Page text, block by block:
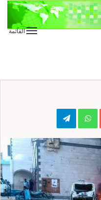
القائمة
Google+
WhatsApp
Telegram